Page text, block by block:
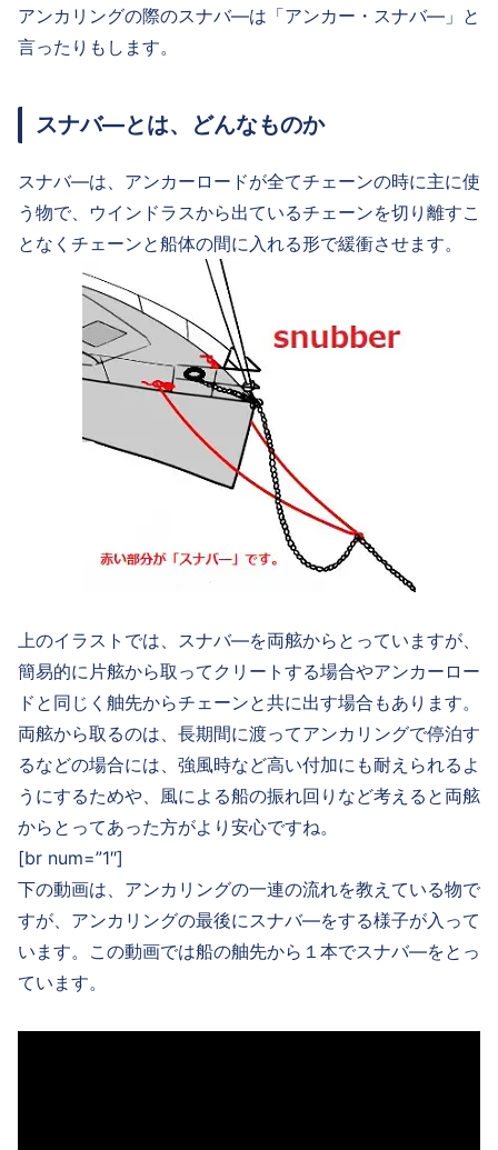
アンカリングの際のスナバ―は「アンカー・スナバ―」と
言ったりもします。
スナバ―とは、どんなものか
スナバ―は、アンカーロードが全てチェーンの時に主に使
う物で、ウインドラスから出ているチェーンを切り離すこ
となくチェーンと船体の間に入れる形で緩衝させます。
上のイラストでは、スナバ―を両舷からとっていますが、
簡易的に片舷から取ってクリートする場合やアンカーロー
ドと同じく舳先からチェーンと共に出す場合もあります。
両舷から取るのは、長期間に渡ってアンカリングで停泊す
るなどの場合には、強風時など高い付加にも耐えられるよ
うにするためや、風による船の振れ回りなど考えると両舷
からとってあった方がより安心ですね。
[br num=”1″]
下の動画は、アンカリングの一連の流れを教えている物で
すが、アンカリングの最後にスナバ―をする様子が入って
います。この動画では船の舳先から１本でスナバ―をとっ
ています。